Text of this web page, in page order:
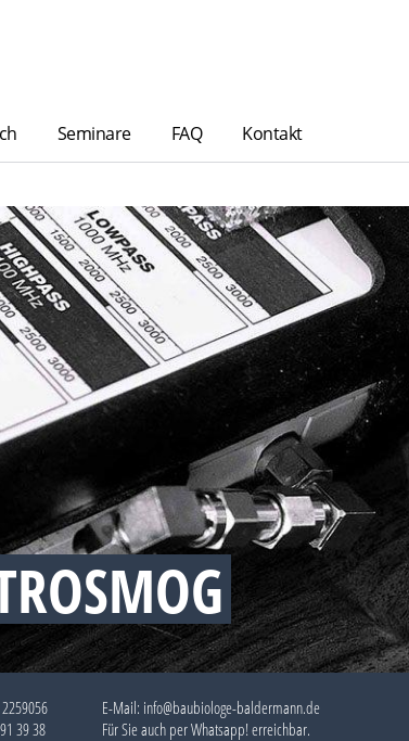
Seminare FAQ Kontakt
39 38
E-Mail: info@baubiologe-baldermann.de
Für Sie auch perWhatsapp!erreichbar.